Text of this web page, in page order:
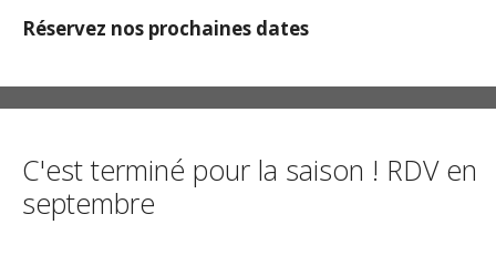
Réservez nos prochaines dates
C'est terminé pour la saison ! RDV en
septembre